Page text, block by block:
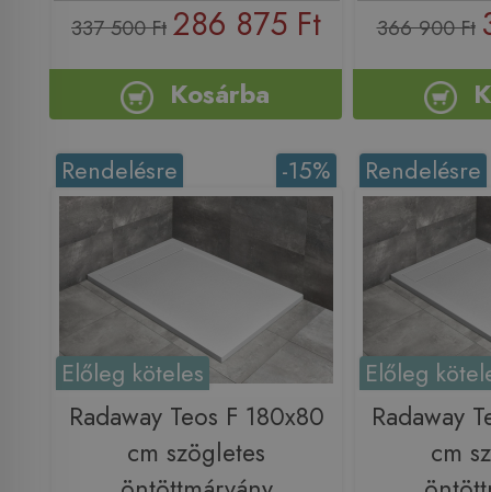
337 500 Ft 286 875 Ft
Kosárba
366 900 Ft
-15%
Rendelésre
Előleg köteles
Radaway Teos F 180x80
cm szögletes
Rendelésre
Előleg
Radaway
cm